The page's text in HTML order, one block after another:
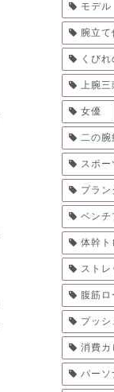
モデル
腕立
くび
上腕三
女優
二の腕
スポー
プラン
ベンチ
体幹ト
ストレ
腹筋ロ
プッシ
消費カ
パーソ